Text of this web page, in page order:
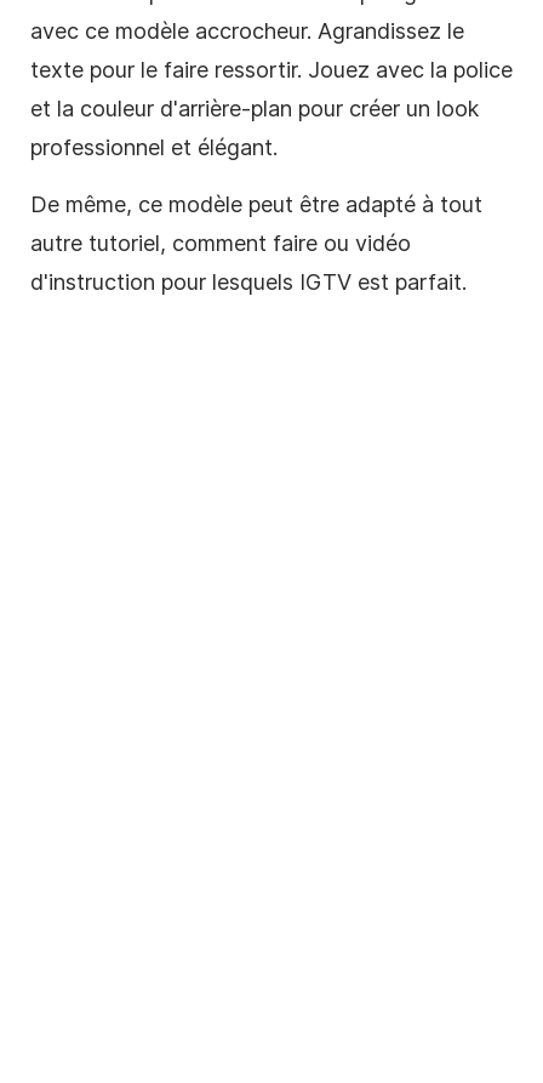
avec ce modèle accrocheur. Agrandissez le
texte pour le faire ressortir. Jouez avec la police
et la couleur d'arrière-plan pour créer un look
professionnel et élégant.
De même, ce modèle peut être adapté à tout
autre tutoriel, comment faire ou vidéo
d'instruction pour lesquels IGTV est parfait.